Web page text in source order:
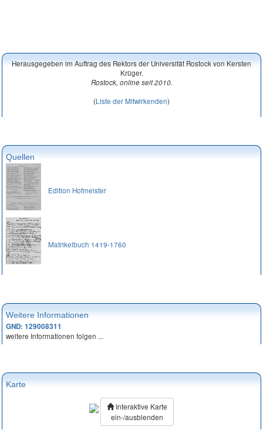
Herausgegeben im Auftrag des Rektors der Universität Rostock von Kersten
Krüger.
Rostock, online seit 2010.
(Liste der Mitwirkenden)
Quellen
Edition Hofmeister
Matrikelbuch 1419-1760
Weitere Informationen
GND: 129008311
weitere Informationen folgen ...
Karte
Interaktive Karte
ein-/ausblenden